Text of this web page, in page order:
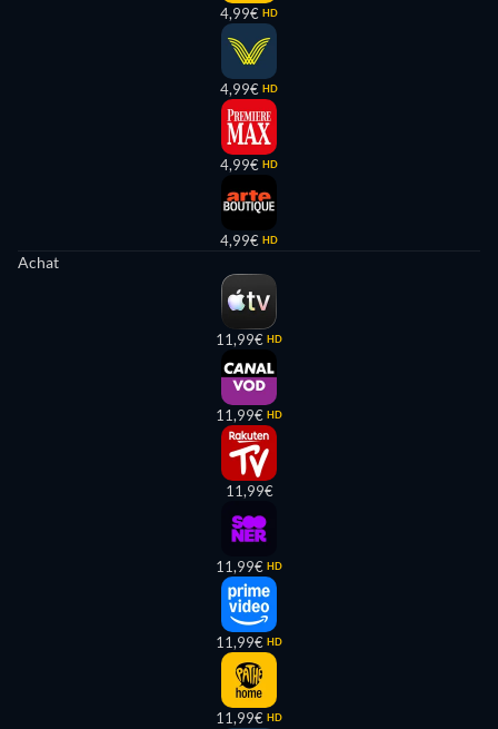
4,99€ HD
4,99€ HD
4,99€ HD
4,99€ HD
Achat
11,99€ HD
11,99€ HD
11,99€
11,99€ HD
11,99€ HD
11,99€ HD